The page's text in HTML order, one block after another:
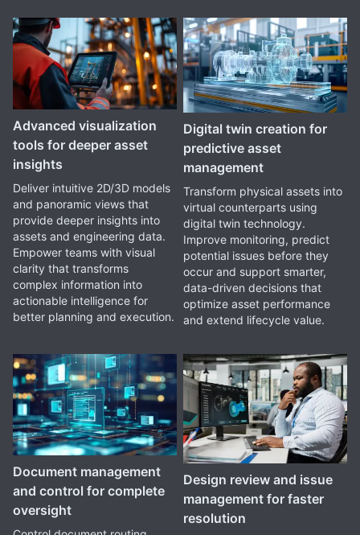
Advanced visualization
tools for deeper asset
insights
Deliver intuitive 2D/3D models
and panoramic views that
provide deeper insights into
assets and engineering data.
Empower teams with visual
clarity that transforms
complex information into
actionable intelligence for
better planning and execution.
Digital twin creation for
predictive asset
management
Transform physical assets into
virtual counterparts using
digital twin technology.
Improve monitoring, predict
potential issues before they
occur and support smarter,
data-driven decisions that
optimize asset performance
and extend lifecycle value.
Document management
and control for complete
oversight
Design review and issue
management for faster
resolution